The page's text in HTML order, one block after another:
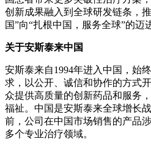
创新成果融入到全球研发链条，
国”向“扎根中国，服务全球”的迈
关于安斯泰来中国
安斯泰来自1994年进入中国，始
求，以公开、诚信和协作的方式
众提供高质量的创新药品和服务
福祉。中国是安斯泰来全球增长
前，公司在中国市场销售的产品
多个专业治疗领域。